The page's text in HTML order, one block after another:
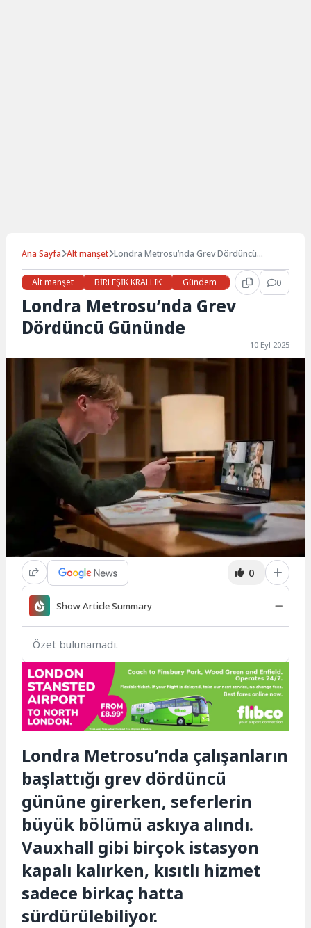
Ana Sayfa Alt manşet Londra Metrosu’nda Grev Dördüncü
Alt manşet
BİRLEŞİK KRALLIK Gündem Haberler 0
Londra Metrosu’nda Grev
Dördüncü Gününde
10 Eyl 2025
0
Show Article Summary
Özet bulunamadı.
Londra Metrosu’nda çalışanların
başlattığı grev dördüncü
gününe girerken, seferlerin
büyük bölümü askıya alındı.
Vauxhall gibi birçok istasyon
kapalı kalırken, kısıtlı hizmet
sadece birkaç hatta
sürdürülebiliyor.